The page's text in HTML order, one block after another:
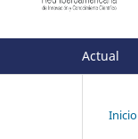
Actual
Inicio